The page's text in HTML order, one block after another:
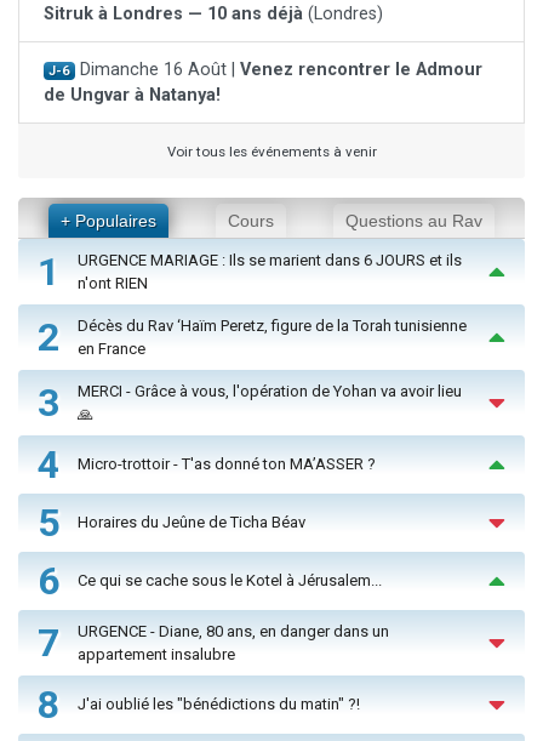
Sitruk à Londres — 10 ans déjà (Londres)
J-6 Dimanche 16 Août | Venez rencontrer le Admour
de Ungvar à Natanya!
Voir tous les événements à venir
+ Populaires Cours Questions au Rav
1
URGENCE MARIAGE : Ils se marient dans 6 JOURS et ils
n'ont RIEN
2
Décès du Rav ‘Haïm Peretz, figure de la Torah tunisienne
en France
3
MERCI - Grâce à vous, l'opération de Yohan va avoir lieu
🙏
4 Micro-trottoir - T'as donné ton MA’ASSER ?
5 Horaires du Jeûne de Ticha Béav
6 Ce qui se cache sous le Kotel à Jérusalem...
7
URGENCE - Diane, 80 ans, en danger dans un
appartement insalubre
8 J'ai oublié les "bénédictions du matin" ?!